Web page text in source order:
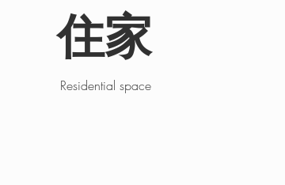
住家
Residential space